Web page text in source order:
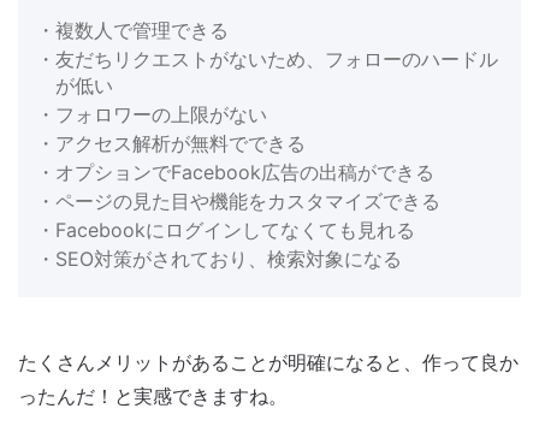
・複数人で管理できる
・友だちリクエストがないため、フォローのハードル
が低い
・フォロワーの上限がない
・アクセス解析が無料でできる
・オプションでFacebook広告の出稿ができる
・ページの見た目や機能をカスタマイズできる
・Facebookにログインしてなくても見れる
・SEO対策がされており、検索対象になる
たくさんメリットがあることが明確になると、作って良か
ったんだ！と実感できますね。